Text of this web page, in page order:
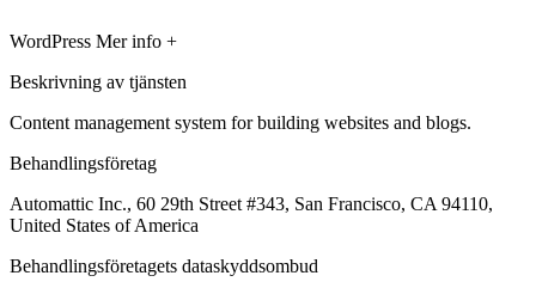
WordPress Mer info +
Beskrivning av tjänsten
Content management system for building websites and blogs.
Behandlingsföretag
Automattic Inc., 60 29th Street #343, San Francisco, CA 94110,
United States of America
Behandlingsföretagets dataskyddsombud